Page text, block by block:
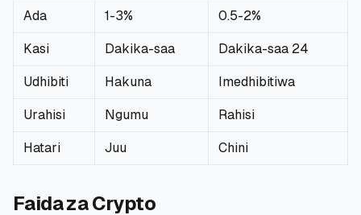
Ada 1-3% 0.5-2%
Kasi Dakika-saa Dakika-saa 24
Udhibiti Hakuna Imedhibitiwa
Urahisi Ngumu Rahisi
Hatari Juu Chini
Faida za Crypto